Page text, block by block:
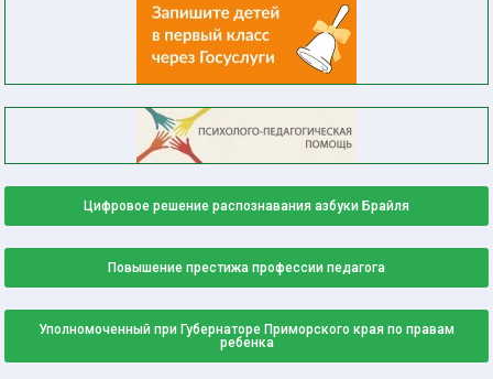
Цифровое решение распознавания азбуки Брайля
Повышение престижа профессии педагога
Уполномоченный при Губернаторе Приморского края по правам
ребенка